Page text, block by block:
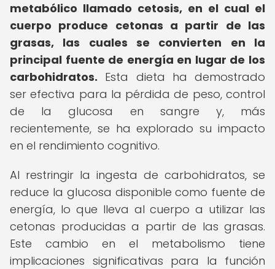
metabólico llamado cetosis, en el cual el
cuerpo produce cetonas a partir de las
grasas, las cuales se convierten en la
principal fuente de energía en lugar de los
carbohidratos. Esta dieta ha demostrado
ser efectiva para la pérdida de peso, control
de la glucosa en sangre y, más
recientemente, se ha explorado su impacto
en el rendimiento cognitivo.
Al restringir la ingesta de carbohidratos, se
reduce la glucosa disponible como fuente de
energía, lo que lleva al cuerpo a utilizar las
cetonas producidas a partir de las grasas.
Este cambio en el metabolismo tiene
implicaciones significativas para la función